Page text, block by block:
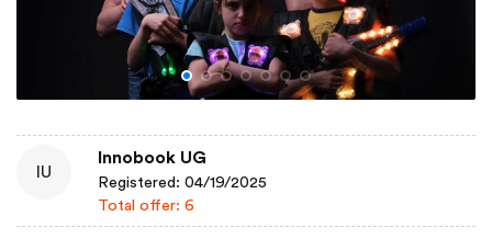
IU
Innobook UG
Registered: 04/19/2025
Total offer: 6